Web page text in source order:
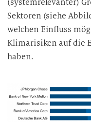
(systemrelevanter)
Sektoren (siehe
welchen Einfluss
Klimarisiken auf die
haben.